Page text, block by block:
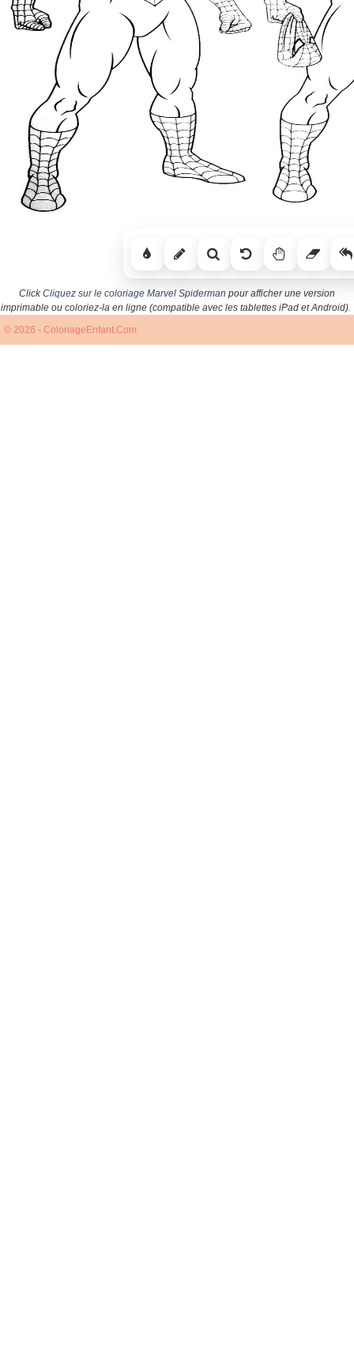
ClickCliquez sur le coloriage Marvel Spiderman pour afficher une version
imprimable ou coloriez-la en ligne (compatible avec les tablettes iPad et Android).
© 2026 - ColoriageEnfant.Com